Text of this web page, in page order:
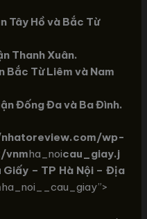
Tây Hồ và Bắc Từ
Thanh Xuân.
Bắc Từ Liêm và Nam
Đống Đa và Ba Đình.
wp-
vnmha_noicau_giay.j
– TP Hà Nội – Địa
ha_noi__cau_giay”>